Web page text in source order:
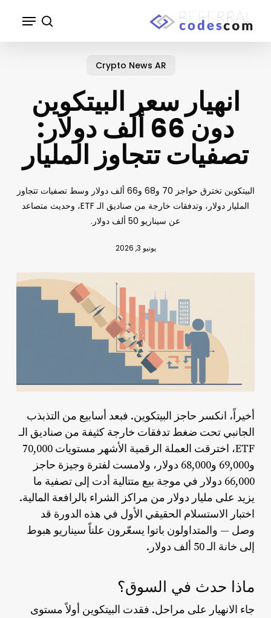
search
Menu
Crypto News AR
انهيار سعر البيتكوين
دون 66 ألف دولار:
تصفيات تتجاوز المليار
البيتكوين تخترق حواجز 70 و68 و66 ألف دولار وسط تصفيات تتجاوز
المليار دولار، وتدفقات خارجة من صناديق الـ ETF، وحديث متصاعد
عن سيناريو 50 ألف دولار.
يونيو 3, 2026
أخيراً، انكسر حاجز البيتكوين. فبعد أسابيع من التذبذب
الجانبي تحت ضغط تدفقات خارجة كثيفة من صناديق الـ
ETF، اخترقت العملة الرقمية الأشهر مستويات 70,000
و69,000 و68,000 دولار، ولامست لفترة وجيزة حاجز
66,000 دولار في موجة بيع متتالية أدت إلى تصفية ما
يزيد على مليار دولار من مراكز الشراء بالرافعة المالية.
اختبار الاستسلام الحقيقي الأول في هذه الدورة قد
وصل — والمتداولون باتوا يسعّرون علناً سيناريو هبوط
إلى خانة الـ 50 ألف دولار.
ماذا حدث في السوق؟
جاء الانهيار على مراحل. فقدت البيتكوين أولاً مستوى